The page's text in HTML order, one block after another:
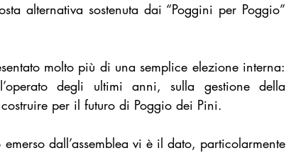
alternativa sostenuta dai “Poggini per Poggio”
molto più di una semplice elezione interna:
degli ultimi anni, sulla gestione della
per il futuro di Poggio dei Pini.
dall’assemblea vi è il dato, particolarmente